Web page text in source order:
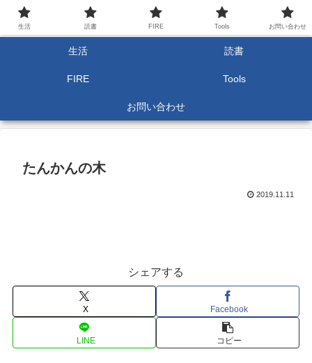
生活 読書
FIRE Tools
お問い合わせ
たんかんの木
2019.11.11
シェアする
X Facebook
LINE コピー
生活 読書 FIRE Tools お問い合わせ